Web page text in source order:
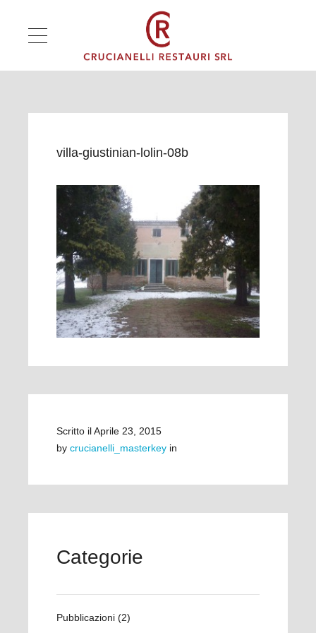
villa-giustinian-lolin-08b
Scritto ilAprile 23, 2015
by crucianelli_masterkey in
Categorie
Pubblicazioni (2)